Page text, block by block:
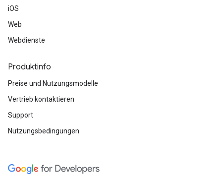
iOS
Web
Webdienste
Produktinfo
Preise und Nutzungsmodelle
Vertrieb kontaktieren
Support
Nutzungsbedingungen